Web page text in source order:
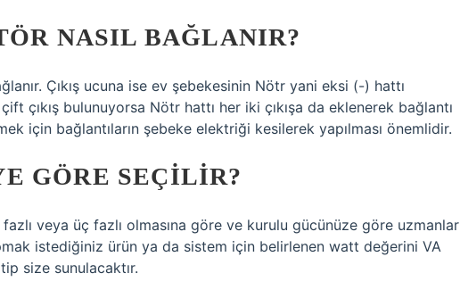
NASIL BAĞLANIR?
Çıkış ucuna ise ev şebekesinin Nötr yani eksi (-) hattı
çıkış bulunuyorsa Nötr hattı her iki çıkışa da eklenerek bağlantı
için bağlantıların şebeke elektriği kesilerek yapılması önemlidir.
GÖRE SEÇILIR?
veya üç fazlı olmasına göre ve kurulu gücünüze göre uzmanlar
istediğiniz ürün ya da sistem için belirlenen watt değerini VA
size sunulacaktır.